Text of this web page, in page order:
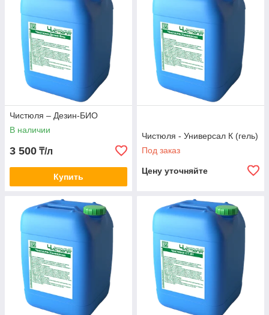
Чистюля – Дезин-БИО
В наличии
3 500 ₸/л
Купить
Чистюля - Универсал К (гель)
Под заказ
Цену уточняйте